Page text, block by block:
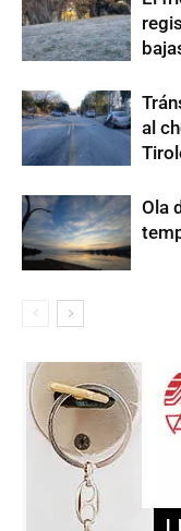
al
Ola